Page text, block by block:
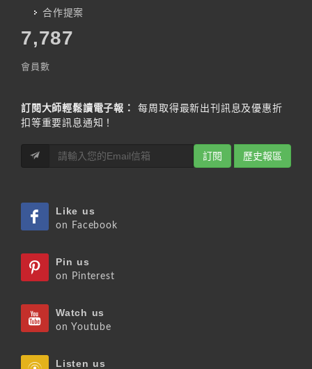
合作提案
7,787
會員數
訂閱大師輕鬆讀電子報：
每周取得最新出刊訊息及優惠折
扣等重要訊息通知！
訂閱 歷史報區
Like us
on Facebook
Pin us
on Pinterest
Watch us
on Youtube
Listen us